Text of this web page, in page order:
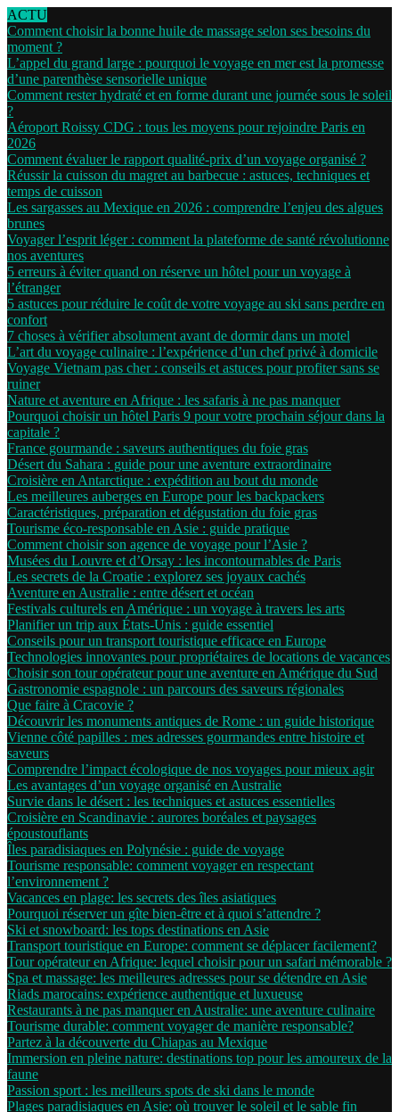
ACTU
Comment choisir la bonne huile de massage selon ses besoins du
moment ?
L’appel du grand large : pourquoi le voyage en mer est la promesse
d’une parenthèse sensorielle unique
Comment rester hydraté et en forme durant une journée sous le soleil
?
Aéroport Roissy CDG : tous les moyens pour rejoindre Paris en
2026
Comment évaluer le rapport qualité-prix d’un voyage organisé ?
Réussir la cuisson du magret au barbecue : astuces, techniques et
temps de cuisson
Les sargasses au Mexique en 2026 : comprendre l’enjeu des algues
brunes
Voyager l’esprit léger : comment la plateforme de santé révolutionne
nos aventures
5 erreurs à éviter quand on réserve un hôtel pour un voyage à
l’étranger
5 astuces pour réduire le coût de votre voyage au ski sans perdre en
confort
7 choses à vérifier absolument avant de dormir dans un motel
L’art du voyage culinaire : l’expérience d’un chef privé à domicile
Voyage Vietnam pas cher : conseils et astuces pour profiter sans se
ruiner
Nature et aventure en Afrique : les safaris à ne pas manquer
Pourquoi choisir un hôtel Paris 9 pour votre prochain séjour dans la
capitale ?
France gourmande : saveurs authentiques du foie gras
Désert du Sahara : guide pour une aventure extraordinaire
Croisière en Antarctique : expédition au bout du monde
Les meilleures auberges en Europe pour les backpackers
Caractéristiques, préparation et dégustation du foie gras
Tourisme éco-responsable en Asie : guide pratique
Comment choisir son agence de voyage pour l’Asie ?
Musées du Louvre et d’Orsay : les incontournables de Paris
Les secrets de la Croatie : explorez ses joyaux cachés
Aventure en Australie : entre désert et océan
Festivals culturels en Amérique : un voyage à travers les arts
Planifier un trip aux États-Unis : guide essentiel
Conseils pour un transport touristique efficace en Europe
Technologies innovantes pour propriétaires de locations de vacances
Choisir son tour opérateur pour une aventure en Amérique du Sud
Gastronomie espagnole : un parcours des saveurs régionales
Que faire à Cracovie ?
Découvrir les monuments antiques de Rome : un guide historique
Vienne côté papilles : mes adresses gourmandes entre histoire et
saveurs
Comprendre l’impact écologique de nos voyages pour mieux agir
Les avantages d’un voyage organisé en Australie
Survie dans le désert : les techniques et astuces essentielles
Croisière en Scandinavie : aurores boréales et paysages
époustouflants
Îles paradisiaques en Polynésie : guide de voyage
Tourisme responsable: comment voyager en respectant
l’environnement ?
Vacances en plage: les secrets des îles asiatiques
Pourquoi réserver un gîte bien-être et à quoi s’attendre ?
Ski et snowboard: les tops destinations en Asie
Transport touristique en Europe: comment se déplacer facilement?
Tour opérateur en Afrique: lequel choisir pour un safari mémorable ?
Spa et massage: les meilleures adresses pour se détendre en Asie
Riads marocains: expérience authentique et luxueuse
Restaurants à ne pas manquer en Australie: une aventure culinaire
Tourisme durable: comment voyager de manière responsable?
Partez à la découverte du Chiapas au Mexique
Immersion en pleine nature: destinations top pour les amoureux de la
faune
Passion sport : les meilleurs spots de ski dans le monde
Plages paradisiaques en Asie: où trouver le soleil et le sable fin